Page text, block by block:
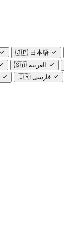
🇯🇵 日本語
🇸🇦 العربية
🇮🇷 فارسی